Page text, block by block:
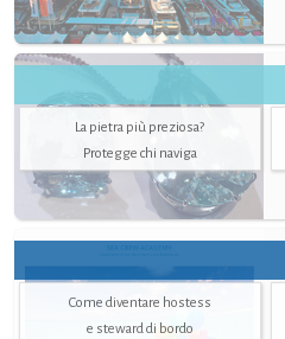
La pietra più preziosa?
Protegge chi naviga
Come diventare hostess
e steward di bordo